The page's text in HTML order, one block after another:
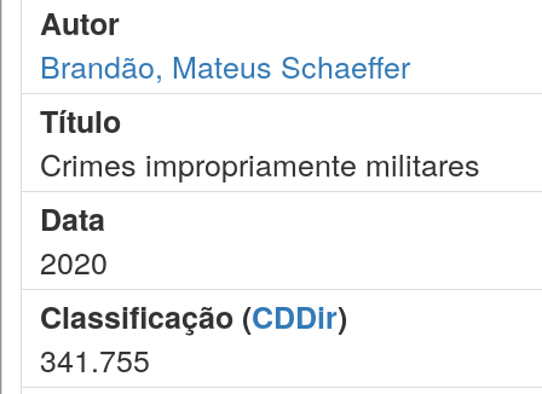
Autor
Brandão, Mateus Schaeffer
Título
Crimes impropriamente militares
Data
2020
Classificação (CDDir)
341.755